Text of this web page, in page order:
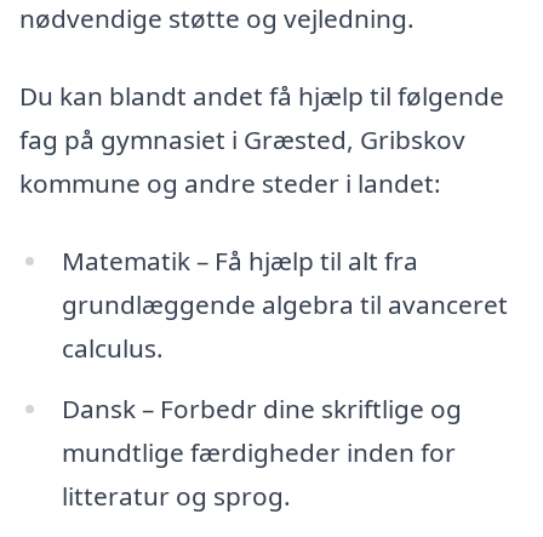
nødvendige støtte og vejledning.
Du kan blandt andet få hjælp til følgende
fag på gymnasiet i Græsted, Gribskov
kommune og andre steder i landet:
Matematik – Få hjælp til alt fra
grundlæggende algebra til avanceret
calculus.
Dansk – Forbedr dine skriftlige og
mundtlige færdigheder inden for
litteratur og sprog.